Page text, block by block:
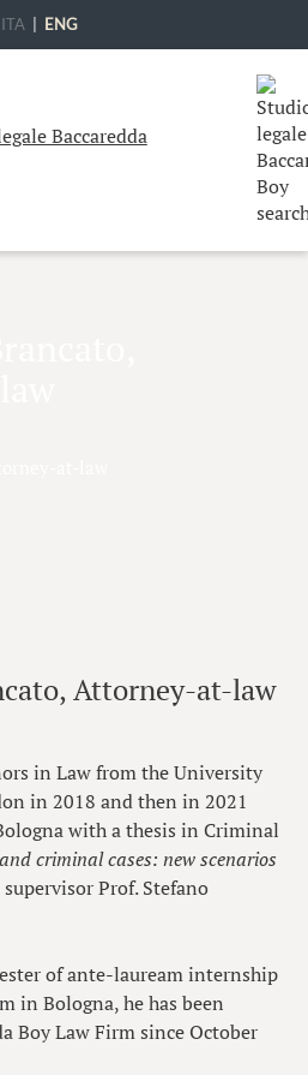
ITA ENG
Attorney-at-law
in Law from the University
in 2018 and then in 2021
with a thesis in Criminal
criminal cases: new scenarios
supervisor Prof. Stefano
of ante-lauream internship
in Bologna, he has been
Boy Law Firm since October